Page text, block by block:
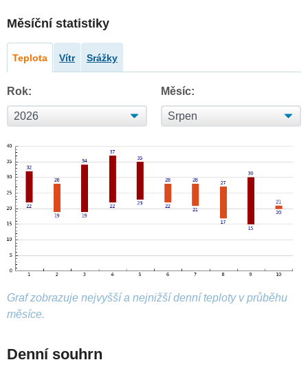
Měsíční statistiky
Teplota Vítr Srážky
Rok: Měsíc:
Graf zobrazuje nejvyšší a nejnižší denní teploty v průběhu
měsíce.
Denní souhrn